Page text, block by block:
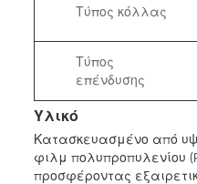
Τύπος κόλλας
Τύπος
επένδυσης
Υλικό
Κατασκευασμένο από
φιλμ πολυπροπυλενίου
προσφέροντας